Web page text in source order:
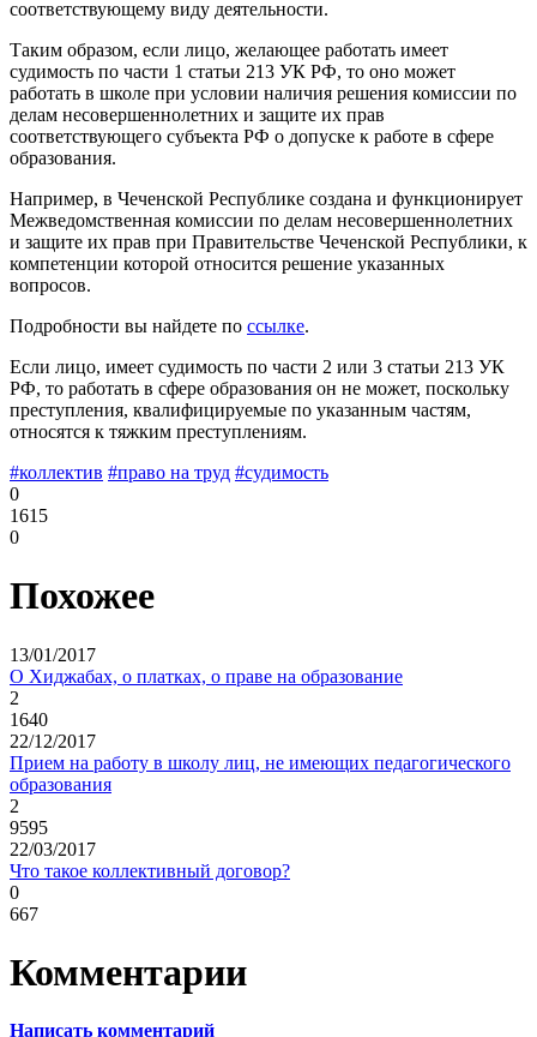
соответствующему виду деятельности.
Таким образом, если лицо, желающее работать имеет
судимость по части 1 статьи 213 УК РФ, то оно может
работать в школе при условии наличия решения комиссии по
делам несовершеннолетних и защите их прав
соответствующего субъекта РФ о допуске к работе в сфере
образования.
Например, в Чеченской Республике создана и функционирует
Межведомственная комиссии по делам несовершеннолетних
и защите их прав при Правительстве Чеченской Республики, к
компетенции которой относится решение указанных
вопросов.
Подробности вы найдете по ссылке.
Если лицо, имеет судимость по части 2 или 3 статьи 213 УК
РФ, то работать в сфере образования он не может, поскольку
преступления, квалифицируемые по указанным частям,
относятся к тяжким преступлениям.
#коллектив #право на труд #судимость
0
1615
0
Похожее
13/01/2017
О Хиджабах, о платках, о праве на образование
2
1640
22/12/2017
Прием на работу в школу лиц, не имеющих педагогического
образования
2
9595
22/03/2017
Что такое коллективный договор?
0
667
Комментарии
Написать комментарий